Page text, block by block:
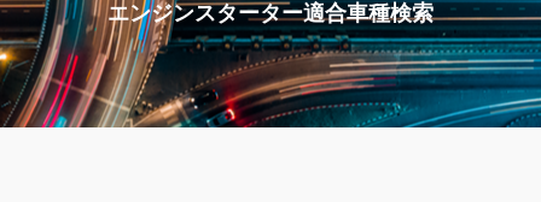
エンジンスターター適合車種検索